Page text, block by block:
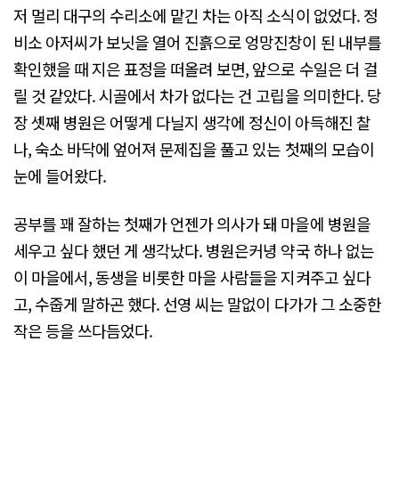
저 멀리 대구의 수리소에 맡긴 차는 아직 소식이 없었다. 정
비소 아저씨가 보닛을 열어 진흙으로 엉망진창이 된 내부를
확인했을 때 지은 표정을 떠올려 보면, 앞으로 수일은 더 걸
릴 것 같았다. 시골에서 차가 없다는 건 고립을 의미한다. 당
장 셋째 병원은 어떻게 다닐지 생각에 정신이 아득해진 찰
나, 숙소 바닥에 엎어져 문제집을 풀고 있는 첫째의 모습이
눈에 들어왔다.
공부를 꽤 잘하는 첫째가 언젠가 의사가 돼 마을에 병원을
세우고 싶다 했던 게 생각났다. 병원은커녕 약국 하나 없는
이 마을에서, 동생을 비롯한 마을 사람들을 지켜주고 싶다
고, 수줍게 말하곤 했다. 선영 씨는 말없이 다가가 그 소중한
작은 등을 쓰다듬었다.